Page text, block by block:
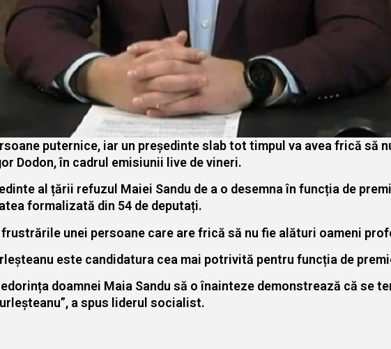
puternice, iar un președinte slab tot timpul va avea frică să
Dodon, în cadrul emisiunii live de vineri.
al țării refuzul Maiei Sandu de a o desemna în funcția de
formalizată din 54 de deputați.
unei persoane care are frică să nu fie alături oameni
este candidatura cea mai potrivită pentru funcția de
doamnei Maia Sandu să o înainteze demonstrează că se
a spus liderul socialist.